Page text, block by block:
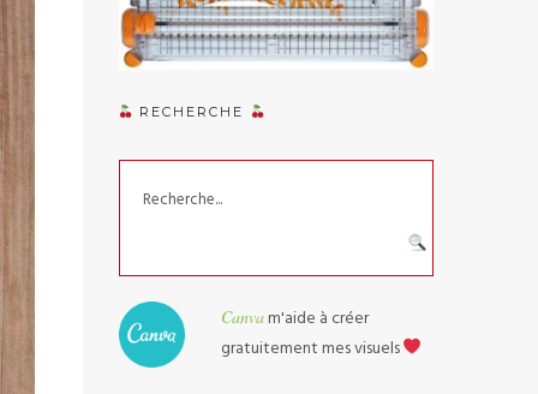
RECHERCHE
Canvam'aide à créer
gratuitement mes visuels